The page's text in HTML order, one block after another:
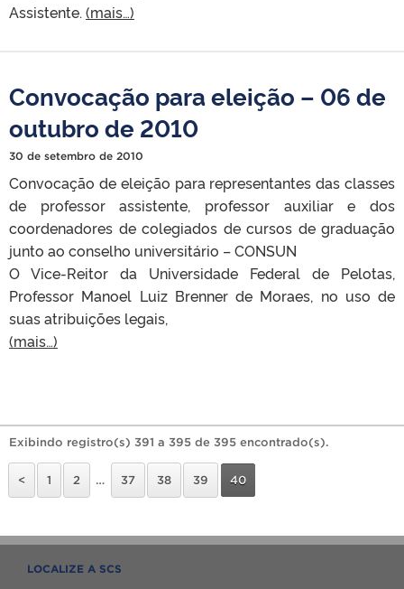
Assistente. (mais…)
Convocação para eleição – 06 de
outubro de 2010
30 de setembro de 2010
Convocação de eleição para representantes das classes
de professor assistente, professor auxiliar e dos
coordenadores de colegiados de cursos de graduação
junto ao conselho universitário – CONSUN
O Vice-Reitor da Universidade Federal de Pelotas,
Professor Manoel Luiz Brenner de Moraes, no uso de
suas atribuições legais,
(mais…)
Exibindo registro(s) 391 a 395 de 395 encontrado(s).
< 1 2 … 37 38 39 40
LOCALIZE A SCS